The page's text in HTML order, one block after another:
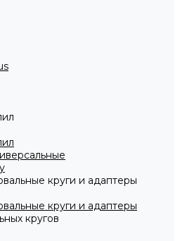
круги и адаптеры
круги и адаптеры
кругов